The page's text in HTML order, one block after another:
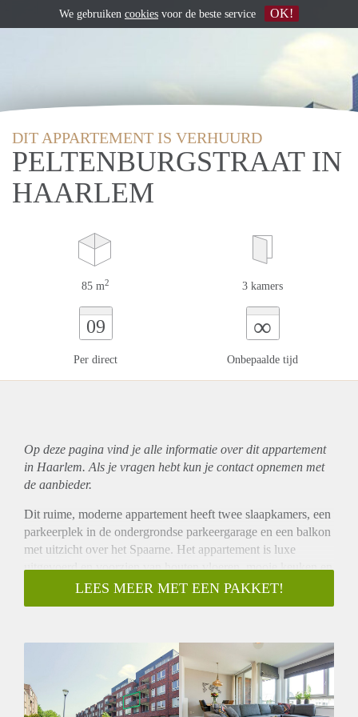
DIT APPARTEMENT IS VERHUURD
PELTENBURGSTRAAT IN
HAARLEM
85 m2 3 kamers
09
Per direct
∞
Onbepaalde tijd
Op deze pagina vind je alle informatie over ditappartement
in Haarlem. Als je vragen hebt kun je contact opnemen met
de aanbieder.
Dit ruime, moderne appartement heeft twee slaapkamers, een
parkeerplek in de ondergrondse parkeergarage en een balkon
met uitzicht over het Spaarne. Het appartement is luxe
uitgevoerd en voorzien van houten vloeren, mooie keuken en
luxe badkamer. De woning wordt gestoffeerd aangeboden.
Dit kleine appartementencomplex uit 2014 ligt op een
Ook ligt de woning gunstig t.o.v. openbaar vervoer en
uitvalswegen richting Amsterdam, Schiphol en Den Haag.
Indeling:
Begane grond: gemeenschappelijke entree, toegang tot de
LEES MEER MET EEN PAKKET!
We gebruiken cookies voor de beste service OK!